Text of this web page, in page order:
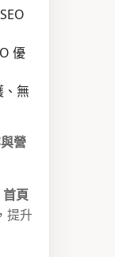
優
、無
營
首頁
提升